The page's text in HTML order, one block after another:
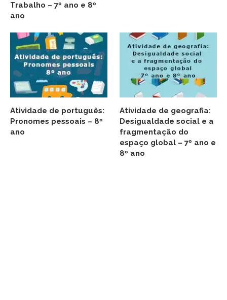
Trabalho – 7º ano e 8º
ano
Atividade de português:
Pronomes pessoais – 8º
ano
Atividade de geografia:
Desigualdade social e a
fragmentação do
espaço global – 7º ano e
8º ano